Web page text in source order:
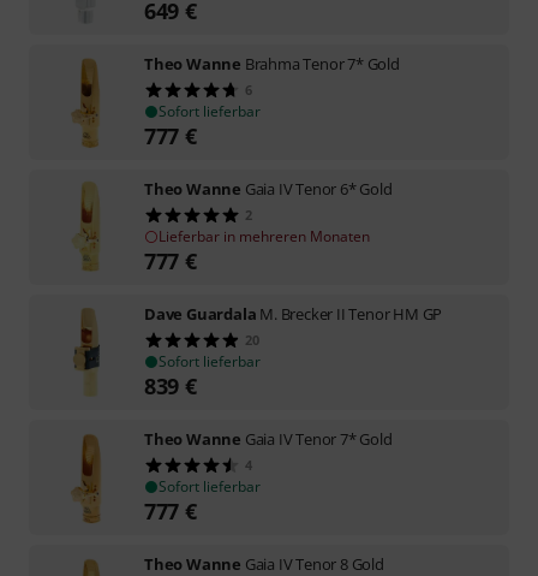
649 €
Theo Wanne Brahma Tenor 7* Gold
6
Sofort lieferbar
777 €
Theo Wanne Gaia IV Tenor 6* Gold
2
Lieferbar in mehreren Monaten
777 €
Dave Guardala M. Brecker II Tenor HM GP
20
Sofort lieferbar
839 €
Theo Wanne Gaia IV Tenor 7* Gold
4
Sofort lieferbar
777 €
Theo Wanne Gaia IV Tenor 8 Gold